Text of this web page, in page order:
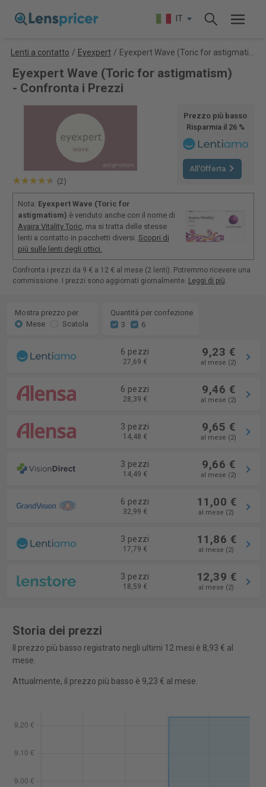
IT
Lenti a contatto / Eyexpert / Eyexpert Wave (Toric for astigmatism)
Eyexpert Wave (Toric for astigmatism)
- Confronta i Prezzi
(2)
Prezzo più basso
Risparmia il 26 %
All'Offerta
Nota: Eyexpert Wave (Toric for
astigmatism) è venduto anche con il nome di
Avaira Vitality Toric, ma si tratta delle stesse
lenti a contatto in pacchetti diversi. Scopri di
più sulle lenti degli ottici.
Confronta i prezzi da 9 € a 12 € al mese (2 lenti). Potremmo ricevere una
commissione. I prezzi sono aggiornati giornalmente. Leggi di più.
Mostra prezzo per
Mese
Scatola
Quantità per confezione
3
6
6 pezzi
27,69 €
9,23 €
al mese (2)
6 pezzi
28,39 €
9,46 €
al mese (2)
3 pezzi
14,48 €
9,65 €
al mese (2)
3 pezzi
14,49 €
9,66 €
al mese (2)
6 pezzi
32,99 €
11,00 €
al mese (2)
3 pezzi
17,79 €
11,86 €
al mese (2)
3 pezzi
18,59 €
12,39 €
al mese (2)
Storia dei prezzi
Il prezzo più basso registrato negli ultimi 12 mesi è 8,93 € al
mese.
Attualmente, il prezzo più basso è 9,23 € al mese.